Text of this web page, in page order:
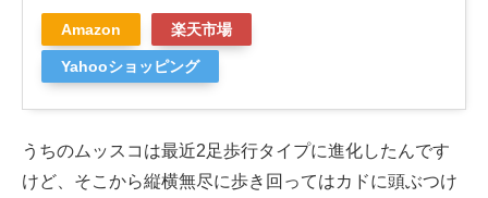
Amazon 楽天市場
Yahooショッピング
うちのムッスコは最近2足歩行タイプに進化したんです
けど、そこから縦横無尽に歩き回ってはカドに頭ぶつけ